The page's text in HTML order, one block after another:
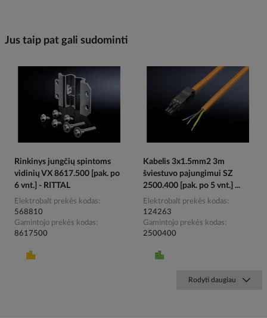
Jus taip pat gali sudominti
Rinkinys jungčių spintoms
vidinių VX 8617.500 [pak. po
6 vnt.] - RITTAL
Elektrobalt prekės kodas
568810
Gamintojo prekės kodas
8617500
Kabelis 3x1.5mm2 3m
šviestuvo pajungimui SZ
2500.400 [pak. po 5 vnt.] ...
Elektrobalt prekės kodas
124263
Gamintojo prekės kodas
2500400
Rodyti daugiau